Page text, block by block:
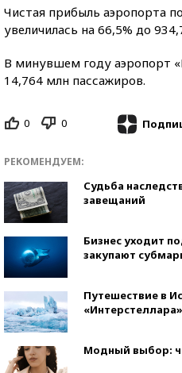
Чистая прибыль аэропорта
увеличилась на 66,5% до
В минувшем году аэропорт
14,764 млн пассажиров.
0 0
РЕКОМЕНДУЕМ:
Судьба
завещаний
Бизнес уходит
закупают
Путешествие в
«Интерстеллара»
Модный выбор: